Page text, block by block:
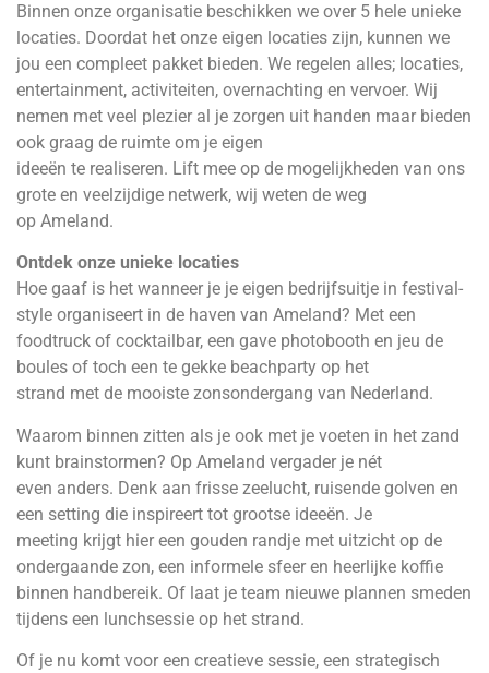
Binnen onze organisatie beschikken we over 5 hele unieke
locaties. Doordat het onze eigen locaties zijn, kunnen we
jou een compleet pakket bieden. We regelen alles; locaties,
entertainment, activiteiten, overnachting en vervoer. Wij
nemen met veel plezier al je zorgen uit handen maar bieden
ook graag de ruimte om je eigen
ideeën te realiseren. Lift mee op de mogelijkheden van ons
grote en veelzijdige netwerk, wij weten de weg
op Ameland.
Ontdek onze unieke locaties
Hoe gaaf is het wanneer je je eigen bedrijfsuitje in festival-
style organiseert in de haven van Ameland? Met een
foodtruck of cocktailbar, een gave photobooth en jeu de
boules of toch een te gekke beachparty op het
strand met de mooiste zonsondergang van Nederland.
Waarom binnen zitten als je ook met je voeten in het zand
kunt brainstormen? Op Ameland vergader je nét
even anders. Denk aan frisse zeelucht, ruisende golven en
een setting die inspireert tot grootse ideeën. Je
meeting krijgt hier een gouden randje met uitzicht op de
ondergaande zon, een informele sfeer en heerlijke koffie
binnen handbereik. Of laat je team nieuwe plannen smeden
tijdens een lunchsessie op het strand.
Of je nu komt voor een creatieve sessie, een strategisch